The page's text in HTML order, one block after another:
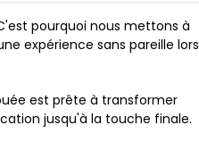
pourquoi nous mettons à
expérience sans pareille lors
est prête à transformer
jusqu'à la touche finale.